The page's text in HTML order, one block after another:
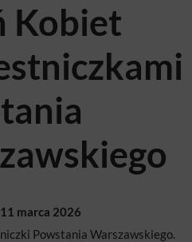
Kobiet
marca 2026
Powstania Warszawskiego.